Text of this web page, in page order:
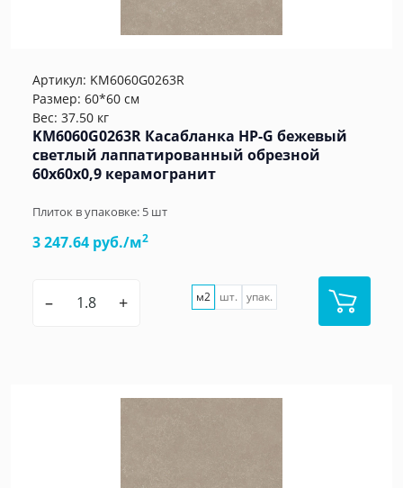
Артикул: KM6060G0263R
Размер: 60*60 см
Вес: 37.50 кг
KM6060G0263R Касабланка HP-G бежевый
светлый лаппатированный обрезной
60x60x0,9 керамогранит
Плиток в упаковке: 5 шт
3 247.64 руб./м2
– + м2 шт. упак.